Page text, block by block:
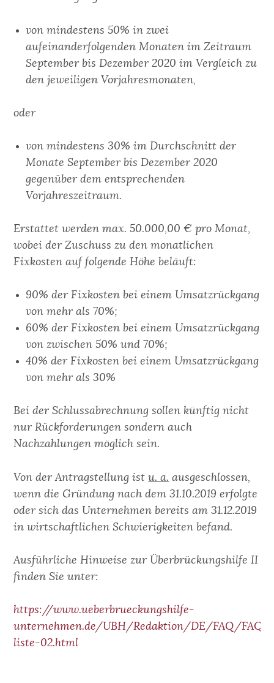
von mindestens 50% in zwei
aufeinanderfolgenden Monaten im Zeitraum
September bis Dezember 2020 im Vergleich zu
den jeweiligen Vorjahresmonaten,
oder
von mindestens 30% im Durchschnitt der
Monate September bis Dezember 2020
gegenüber dem entsprechenden
Vorjahreszeitraum.
Erstattet werden max. 50.000,00 € pro Monat,
wobei der Zuschuss zu den monatlichen
Fixkosten auf folgende Höhe beläuft:
90% der Fixkosten bei einem Umsatzrückgang
von mehr als 70%;
60% der Fixkosten bei einem Umsatzrückgang
von zwischen 50% und 70%;
40% der Fixkosten bei einem Umsatzrückgang
von mehr als 30%
Bei der Schlussabrechnung sollen künftig nicht
nur Rückforderungen sondern auch
Nachzahlungen möglich sein.
Von der Antragstellung istu. a. ausgeschlossen,
wenn die Gründung nach dem 31.10.2019 erfolgte
oder sich das Unternehmen bereits am 31.12.2019
in wirtschaftlichen Schwierigkeiten befand.
Ausführliche Hinweise zur Überbrückungshilfe II
finden Sie unter:
https://www.ueberbrueckungshilfe-
unternehmen.de/UBH/Redaktion/DE/FAQ/
liste-02.html